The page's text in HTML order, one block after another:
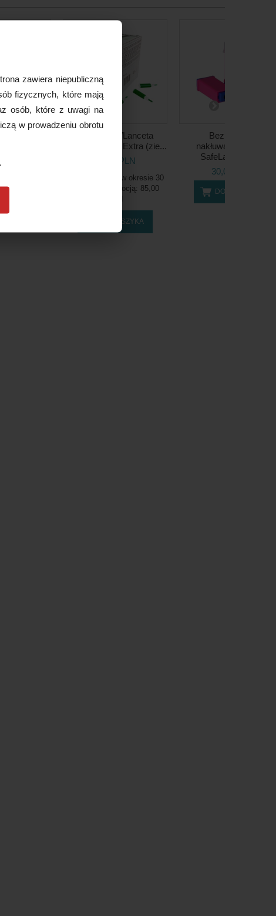
Nakłuwacz/Lanceta
Medlance Plus Extra (zie...
73,90 PLN
Najniższa cena w okresie 30
dni przed promocją: 85,00
DO KOSZYKA
Bezpieczny
nakłuwacz/lanceta
SafeLance (21...
30,00 PLN
DO KOSZYKA
zawiera niepubliczną
fizycznych, które mają
osób, które z uwagi na
w prowadzeniu obrotu